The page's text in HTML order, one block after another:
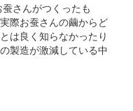
さんがつくったも
際お蚕さんの繭からど
は良く知らなかったり
製造が激減している中